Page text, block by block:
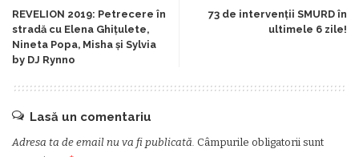
REVELION 2019: Petrecere în
stradă cu Elena Ghiţulete,
Nineta Popa, Misha şi Sylvia
by DJ Rynno
73 de intervenții SMURD în
ultimele 6 zile!
Lasă un comentariu
Adresa ta de email nu va fi publicată. Câmpurile obligatorii sunt